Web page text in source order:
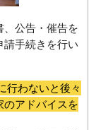
、公告・催告を
請手続きを行い
行わないと後々
のアドバイスを